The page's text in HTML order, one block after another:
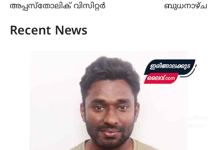
അപ്പസ്തോലിക് വിസിറ്റർ
ബുധനാഴ്ച
Recent News